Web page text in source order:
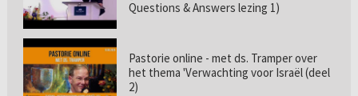
Questions & Answers lezing 1)
Pastorie online - met ds. Tramper over
het thema 'Verwachting voor Israël (deel
2)